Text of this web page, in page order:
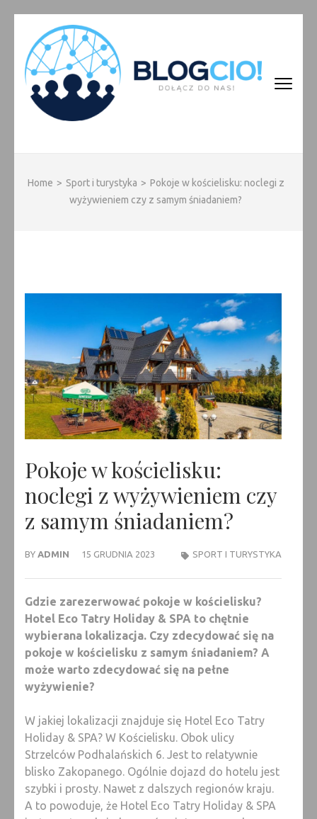
content
(Press
Enter)
Home > Sport i turystyka > Pokoje w kościelisku: noclegi z
wyżywieniem czy z samym śniadaniem?
Pokoje w kościelisku:
noclegi z wyżywieniem czy
z samym śniadaniem?
BY ADMIN 15 GRUDNIA 2023 SPORT I TURYSTYKA
Gdzie zarezerwować pokoje w kościelisku?
Hotel Eco Tatry Holiday & SPA to chętnie
wybierana lokalizacja. Czy zdecydować się na
pokoje w kościelisku z samym śniadaniem? A
może warto zdecydować się na pełne
wyżywienie?
W jakiej lokalizacji znajduje się Hotel Eco Tatry
Holiday & SPA? W Kościelisku. Obok ulicy
Strzelców Podhalańskich 6. Jest to relatywnie
blisko Zakopanego. Ogólnie dojazd do hotelu jest
szybki i prosty. Nawet z dalszych regionów kraju.
A to powoduje, że Hotel Eco Tatry Holiday & SPA